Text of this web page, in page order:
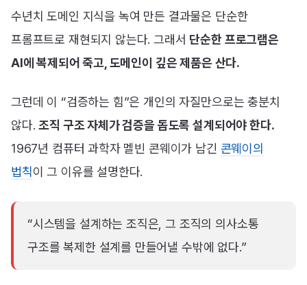
수년치 도메인 지식을 녹여 만든 결과물은 단순한
프롬프트로 재현되지 않는다. 그래서 단순한 프로그램은
AI에 복제되어 죽고, 도메인이 깊은 제품은 산다.
그런데 이 “검증하는 힘”은 개인의 자질만으로는 충분치
않다.조직 구조 자체가 검증을 돕도록 설계되어야 한다.
1967년 컴퓨터 과학자 멜빈 콘웨이가 남긴 콘웨이의
법칙이 그 이유를 설명한다.
“시스템을 설계하는 조직은, 그 조직의 의사소통
구조를 복제한 설계를 만들어낼 수밖에 없다.”